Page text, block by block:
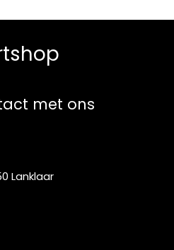
met ons
Lanklaar